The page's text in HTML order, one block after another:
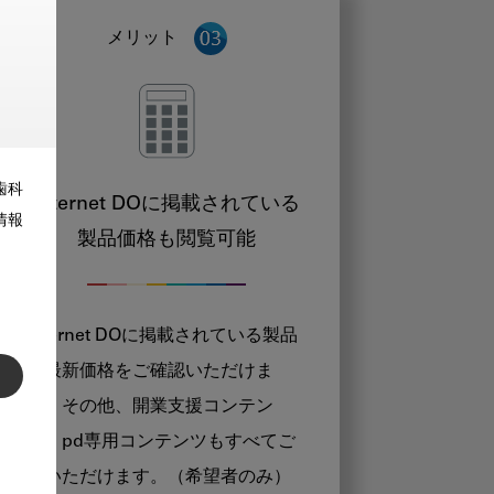
科
報
メリット
Internet DOに掲載されている
製品価格も閲覧可能
Internet DOに掲載されている製品
の最新価格をご確認いただけま
す。その他、開業支援コンテン
ツ、pd専用コンテンツもすべてご
覧いただけます。（希望者のみ）